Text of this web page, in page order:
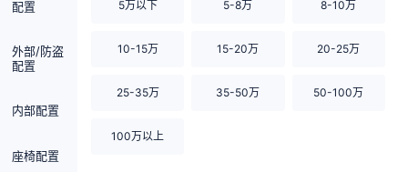
配置
外部/防盗
配置
内部配置
座椅配置
5万以下 5-8万 8-10万
10-15万 15-20万 20-25万
25-35万 35-50万 50-100万
100万以上